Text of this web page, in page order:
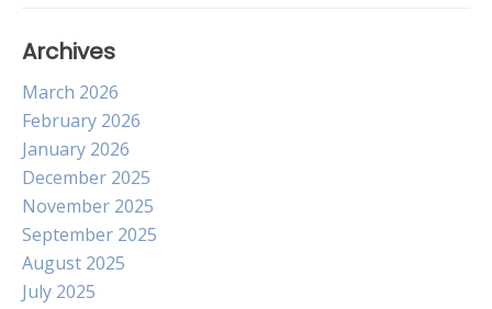
Archives
March 2026
February 2026
January 2026
December 2025
November 2025
September 2025
August 2025
July 2025